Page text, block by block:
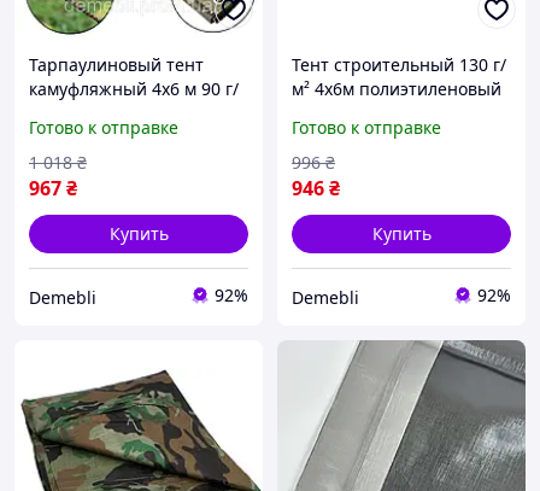
Тарпаулиновый тент
камуфляжный 4х6 м 90 г/
водостойкий с кольцами
(ml-26547) DMB
Готово к отправке
967₴
1 018 ₴
Купить
Demebli 92%
Тент строительный 130 г/
м² 4х6м полиэтиленовый
водостойкий
армированный с
кольцами (ml-31131)
Готово к отправке
946₴
996 ₴
Купить
Demebli 92%